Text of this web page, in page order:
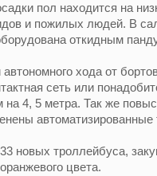
пол находится на
и пожилых людей. В
откидным
хода от
сеть или
4, 5 метра. Так же
автоматизированные
новых троллейбуса,
цвета.